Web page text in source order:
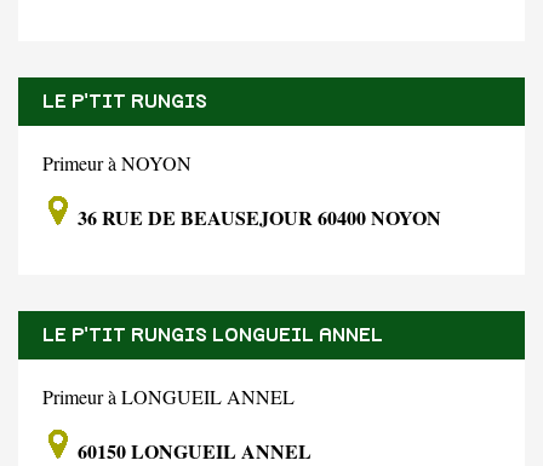
LE P'TIT RUNGIS
Primeur à NOYON
36 RUE DE BEAUSEJOUR 60400 NOYON
LE P'TIT RUNGIS LONGUEIL ANNEL
Primeur à LONGUEIL ANNEL
60150 LONGUEIL ANNEL